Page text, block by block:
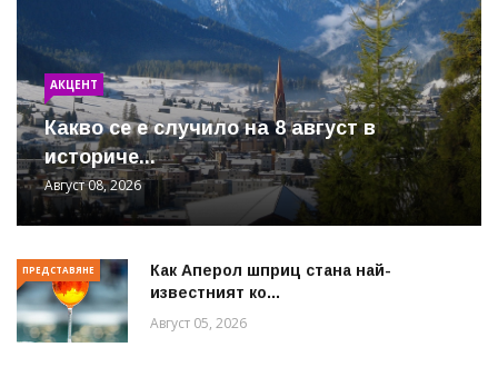
АКЦЕНТ
Какво се е случило на 8 август в
историче...
Август 08, 2026
ПРЕДСТАВЯНЕ
Как Аперол шприц стана най-
известният ко...
Август 05, 2026